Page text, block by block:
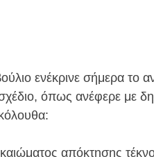
ενέκρινε σήμερα το
όπως ανέφερε με
απόκτησης